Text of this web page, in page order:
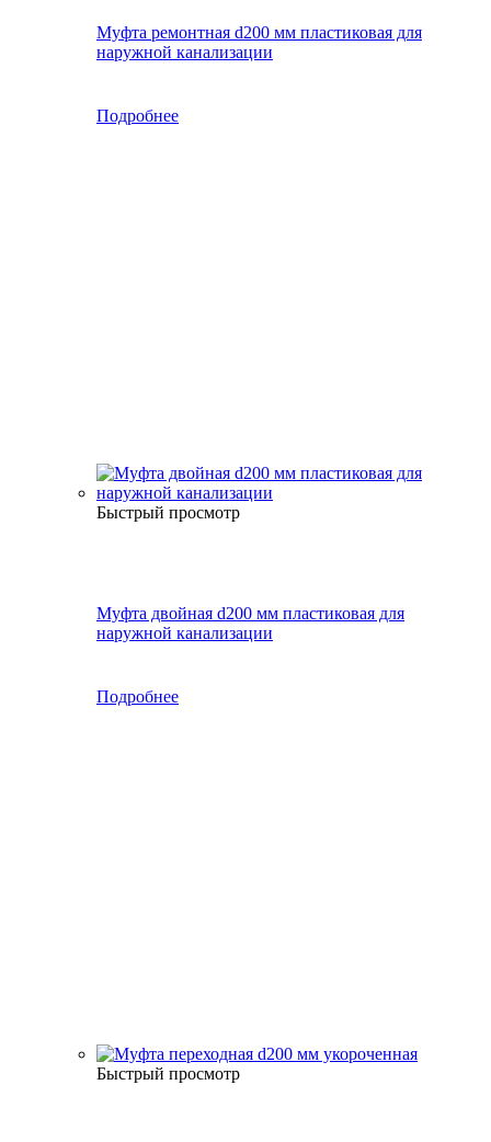
Муфта ремонтная d200 мм пластиковая для
наружной канализации
Подробнее
Быстрый просмотр
Муфта двойная d200 мм пластиковая для
наружной канализации
Подробнее
Быстрый просмотр